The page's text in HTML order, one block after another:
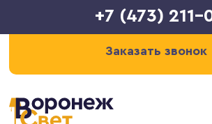
+7 (473) 211-
Заказать звонок